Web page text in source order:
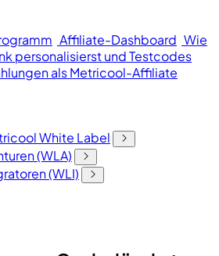
Affiliate-Dashboard Wie
personalisierst und Testcodes
als Metricool-Affiliate
White Label
(WLA)
(WLI)